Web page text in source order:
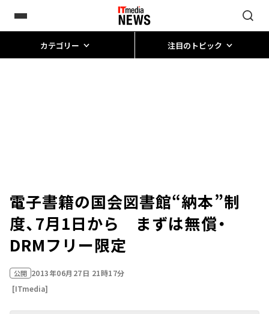
カテゴリー 注目のトピック
電子書籍の国会図書館“納本”制
度、7月1日から まずは無償・
DRMフリー限定
公開 2013年06月27日 21時17分
[ITmedia]